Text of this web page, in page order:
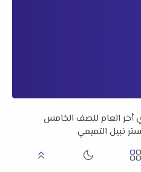
أخر العام للصف الخامس